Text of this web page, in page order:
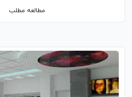
مطالعه مطلب